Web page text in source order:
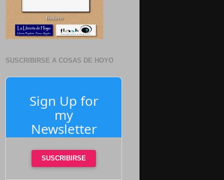
SUSCRIBIRSE A COSAS DE HOYO
Sign Up for
my
Newsletter
SUSCRIBIRSE